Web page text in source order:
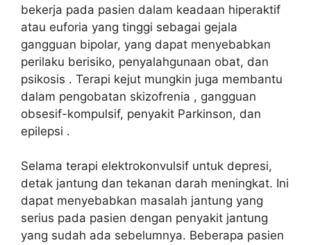
bekerja pada pasien dalam keadaan hiperaktif
atau euforia yang tinggi sebagai gejala
gangguan bipolar, yang dapat menyebabkan
perilaku berisiko, penyalahgunaan obat, dan
psikosis . Terapi kejut mungkin juga membantu
dalam pengobatan skizofrenia , gangguan
obsesif-kompulsif, penyakit Parkinson, dan
epilepsi .
Selama terapi elektrokonvulsif untuk depresi,
detak jantung dan tekanan darah meningkat. Ini
dapat menyebabkan masalah jantung yang
serius pada pasien dengan penyakit jantung
yang sudah ada sebelumnya. Beberapa pasien